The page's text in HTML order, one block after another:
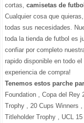
cortas, camisetas de
Cualquier cosa que
todas sus necesidades.
toda la tienda de futbol es
confiar por completo
rapido disponible en todo
experiencia de compra!
Tenemos estos parche
Foundation , Copa del Rey
Trophy , 20 Cups Winners
Titleholder Trophy , UCL